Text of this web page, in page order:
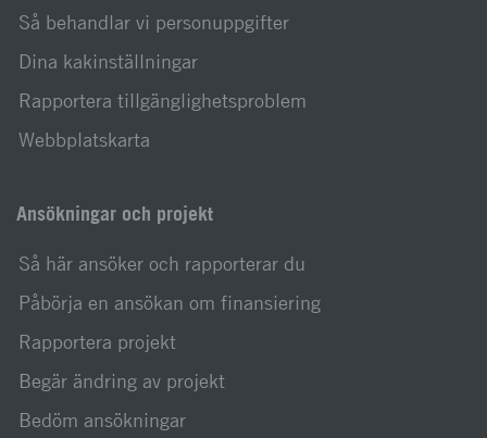
Så behandlar vi personuppgifter
Dina kakinställningar
Rapportera tillgänglighetsproblem
Webbplatskarta
Ansökningar och projekt
Så här ansöker och rapporterar du
Påbörja en ansökan om finansiering
Rapportera projekt
Begär ändring av projekt
Bedöm ansökningar